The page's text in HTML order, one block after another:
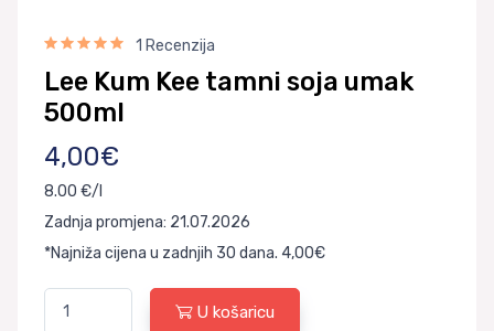
1 Recenzija
Lee Kum Kee tamni soja umak
500ml
4,00€
8.00 €/l
Zadnja promjena: 21.07.2026
*Najniža cijena u zadnjih 30 dana. 4,00€
U košaricu